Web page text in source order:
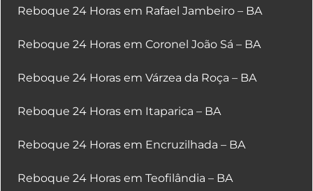
Reboque 24 Horas em Rafael Jambeiro – BA
Reboque 24 Horas em Coronel João Sá – BA
Reboque 24 Horas em Várzea da Roça – BA
Reboque 24 Horas em Itaparica – BA
Reboque 24 Horas em Encruzilhada – BA
Reboque 24 Horas em Teofilândia – BA